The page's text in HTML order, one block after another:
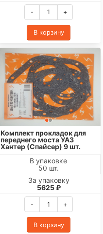
- +
В корзину
Комплект прокладок для
переднего моста УАЗ
Хантер (Спайсер) 9 шт.
В упаковке
50 шт.
За упаковку
5625 ₽
- +
В корзину